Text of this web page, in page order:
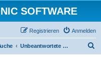
SOFTWARE
Anmelden
Registrieren
Unbeantwortete Themen